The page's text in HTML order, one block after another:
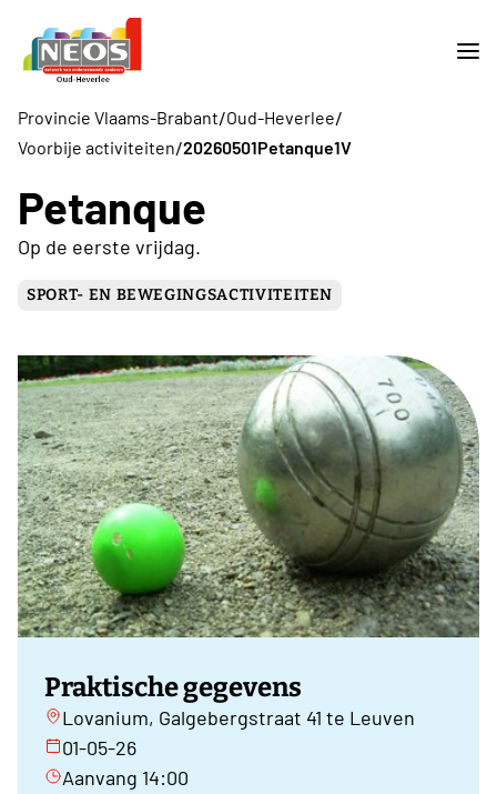
Provincie Vlaams-Brabant/Oud-Heverlee/
Voorbije activiteiten/20260501Petanque1V
Petanque
Op de eerste vrijdag.
SPORT- EN BEWEGINGSACTIVITEITEN
Praktische gegevens
Lovanium, Galgebergstraat 41 te Leuven
01-05-26
Aanvang 14:00